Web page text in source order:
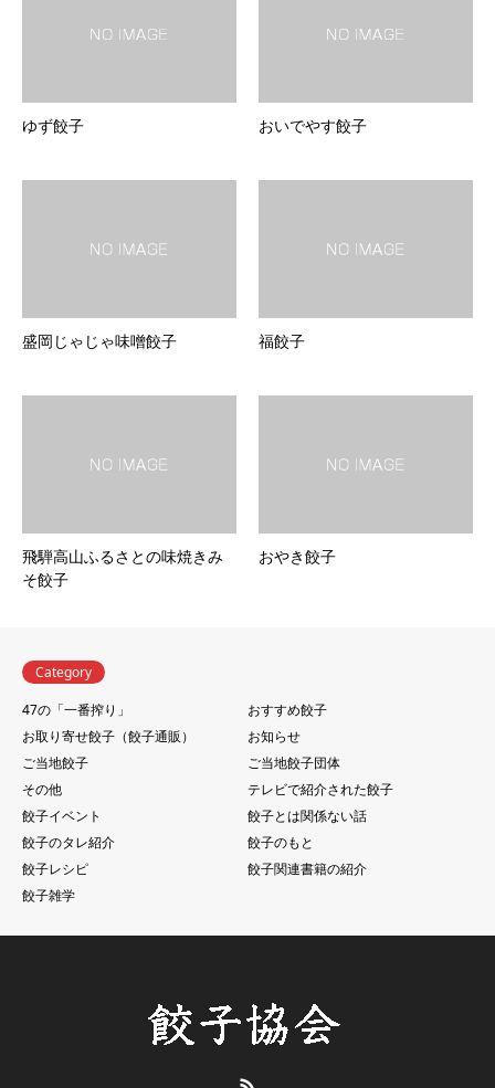
ゆず餃子 おいでやす餃子
盛岡じゃじゃ味噌餃子 福餃子
飛騨高山ふるさとの味焼きみ
そ餃子
おやき餃子
Category
47の「一番搾り」
おすすめ餃子
お取り寄せ餃子（餃子通販）
お知らせ
ご当地餃子
ご当地餃子団体
その他
テレビで紹介された餃子
餃子イベント
餃子とは関係ない話
餃子のタレ紹介
餃子のもと
餃子レシピ
餃子関連書籍の紹介
餃子雑学